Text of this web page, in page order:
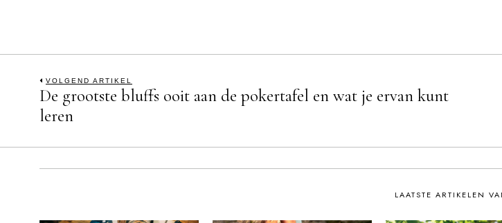
Bericht
navigatie
VOLGEND ARTIKEL
Previous
post:
De grootste bluffs ooit aan de pokertafel en wat je ervan kunt
leren
LAATSTE ARTIKELEN